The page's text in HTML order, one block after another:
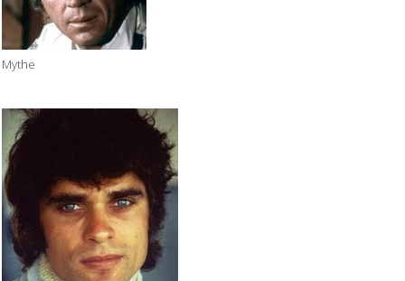
Mythe